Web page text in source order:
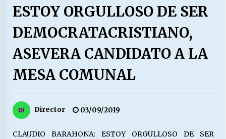
“ORGULLOSOS DE SER DC” SALUDA EL
CUMPLEAÑOS 69
MUNICIPALIDAD, TRABAJADORES, CLIMA
LABORAL:
ESTOY ORGULLOSO DE SER
DEMOCRATACRISTIANO,
ASEVERA CANDIDATO A LA
MESA COMUNAL
Director 03/09/2019
CLAUDIO BARAHONA: ESTOY ORGULLOSO DE SER